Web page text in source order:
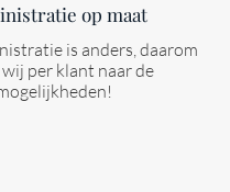
op maat
is anders, daarom
per klant naar de